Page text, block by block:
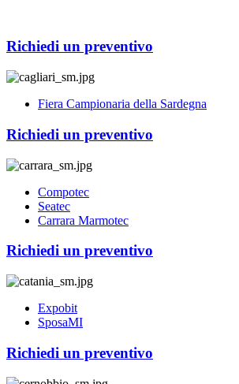
Richiedi un preventivo
Fiera Campionaria della Sardegna
Richiedi un preventivo
Compotec
Seatec
Carrara Marmotec
Richiedi un preventivo
Expobit
SposaMI
Richiedi un preventivo